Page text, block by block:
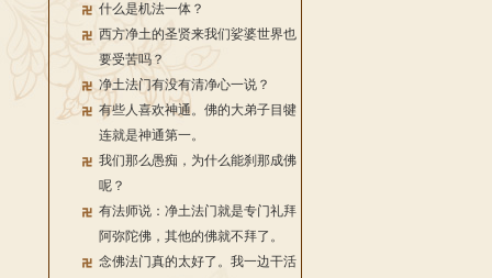
什么是机法一体？
西方净土的圣贤来我们娑婆世界也
要受苦吗？
净土法门有没有清净心一说？
有些人喜欢神通。佛的大弟子目犍
连就是神通第一。
我们那么愚痴，为什么能刹那成佛
呢？
有法师说：净土法门就是专门礼拜
阿弥陀佛，其他的佛就不拜了。
念佛法门真的太好了。我一边干活